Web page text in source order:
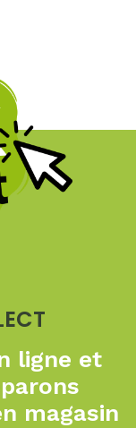
ligne et
magasin